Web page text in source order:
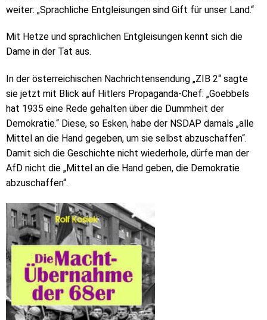
weiter: „Sprachliche Entgleisungen sind Gift für unser Land.“
Mit Hetze und sprachlichen Entgleisungen kennt sich die
Dame in der Tat aus.
In der österreichischen Nachrichtensendung „ZIB 2“ sagte
sie jetzt mit Blick auf Hitlers Propaganda-Chef: „Goebbels
hat 1935 eine Rede gehalten über die Dummheit der
Demokratie.“ Diese, so Esken, habe der NSDAP damals „alle
Mittel an die Hand gegeben, um sie selbst abzuschaffen“.
Damit sich die Geschichte nicht wiederhole, dürfe man der
AfD nicht die „Mittel an die Hand geben, die Demokratie
abzuschaffen“.